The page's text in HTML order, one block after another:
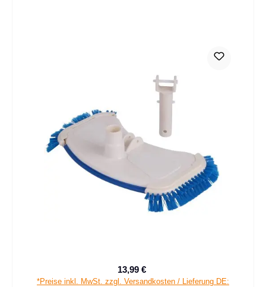
Verkaufspreis:
13,99 €
*Preise inkl. MwSt. zzgl. Versandkosten / Lieferung DE: